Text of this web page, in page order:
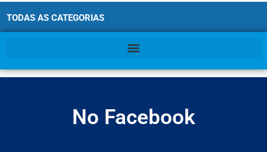
TODAS AS CATEGORIAS
No Facebook